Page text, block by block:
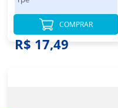
R$ 24,98
R$ 17,49
COMPRAR